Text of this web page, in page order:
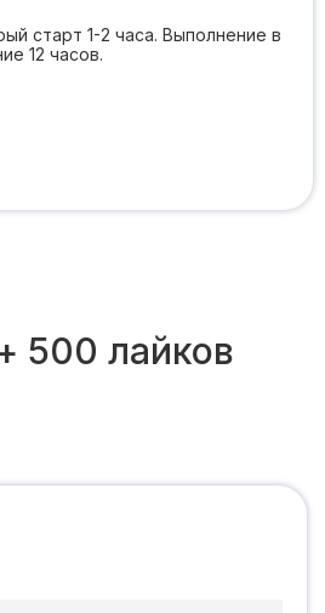
старт 1-2 часа. Выполнение в
12 часов.
500 лайков